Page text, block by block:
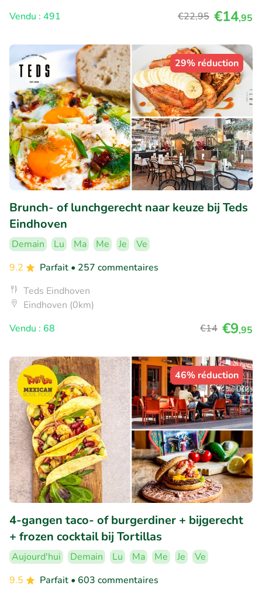
Vendu : 491
€22,95 €14,95
29% réduction
Brunch- of lunchgerecht naar keuze bij Teds
Eindhoven
Demain Lu Ma Me Je
Ve
9.2
Parfait • 257 commentaires
Teds Eindhoven
Eindhoven (0km)
Vendu : 68
€14 €9,95
46% réduction
4-gangen taco- of burgerdiner + bijgerecht
+ frozen cocktail bij Tortillas
Aujourd'hui Demain Lu Ma Me Je
Ve
9.5
Parfait • 603 commentaires